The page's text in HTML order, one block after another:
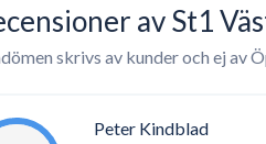
av St1
skrivs av kunder och ej av
Peter Kindblad